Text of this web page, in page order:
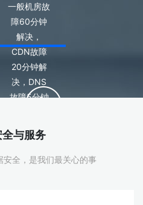
一般机房故
障60分钟
解决，
CDN故障
20分钟解
决，DNS
故障5分钟
与服务
安全，是我们最关心的事